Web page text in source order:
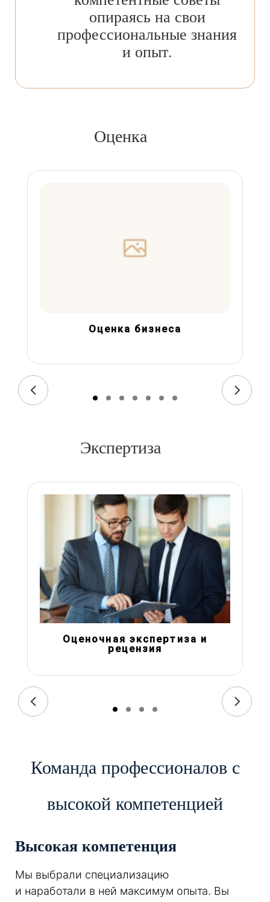
опираясь на свои
профессиональные знания
и опыт.
Оценка
Оценка бизнеса
Экспертиза
Оценочная экспертиза и
рецензия
Команда профессионалов с
высокой компетенцией
Высокая компетенция
Мы выбрали специализацию
и наработали в ней максимум опыта. Вы